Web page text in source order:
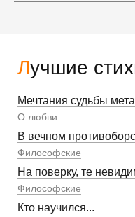
Лучшие
Мечтания судьбы
О любви
В вечном
Философские
На поверку, те
Философские
Кто научился...